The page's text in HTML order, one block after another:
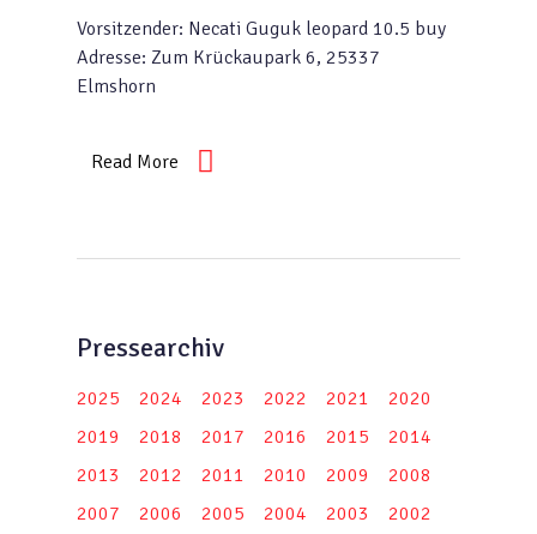
Vorsitzender: Necati Guguk leopard 10.5 buy
Adresse: Zum Krückaupark 6, 25337
Elmshorn
Read More
Pressearchiv
2025 2024 2023 2022 2021
2020
2019
2018 2017 2016 2015
2014
2013
2012 2011 2010 2009
2008
2007
2006 2005 2004 2003
2002